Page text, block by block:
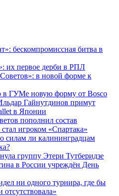
бескомпромиссная битва в
их первое дерби в РПЛ
в новой форме к
в ГУМе новую форму от Bosco
Гайнутдинов примут
в Японии
пополнил состав
игроком «Спартака»
ли калининградцам
группу Этери Тутберидзе
в России учреждён День
ни одного турнира, где бы
отсутствовала»